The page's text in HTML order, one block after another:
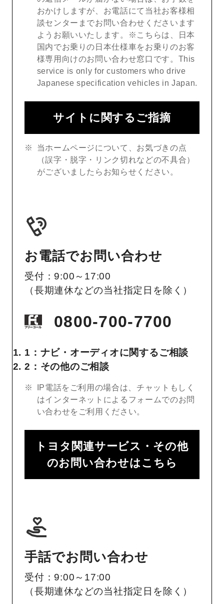
おかけしますが、お電話にて当社お客様相
談センターまでお問い合わせくださいます
ようお願いいたします。※こちらは、日本
国内でお乗りの日本仕様車をお乗りのお客
様専用向けのお問い合わせ窓口です。This
service is only for customers who drive
Japanese specification vehicles in Japan.
サイトに関するご指摘
当ホームページについて、お気づきの点
（誤字・脱字・リンク切れなどの不具合）
がございましたらお知らせください。
お電話でお問い合わせ
受付：9:00～17:00
（長期連休などの当社指定日を除く）
0800-700-7700
1：ナビ・オーディオに関するご相談
2：その他のご相談
IP電話をご利用の場合は、チャットもしく
はインターネットによるフォームでのお問
い合わせをご利用ください。
トヨタ関連サービス・その他
のお問い合わせはこちら
手話でお問い合わせ
受付：9:00～17:00
（長期連休などの当社指定日を除く）